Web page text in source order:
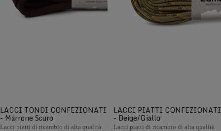
LACCI TONDI CONFEZIONATI
- Marrone Scuro
Lacci piatti di ricambio di alta qualità
LACCI PIATTI CONFEZIONATI
- Beige/Giallo
Lacci piatti di ricambio di alta qualità